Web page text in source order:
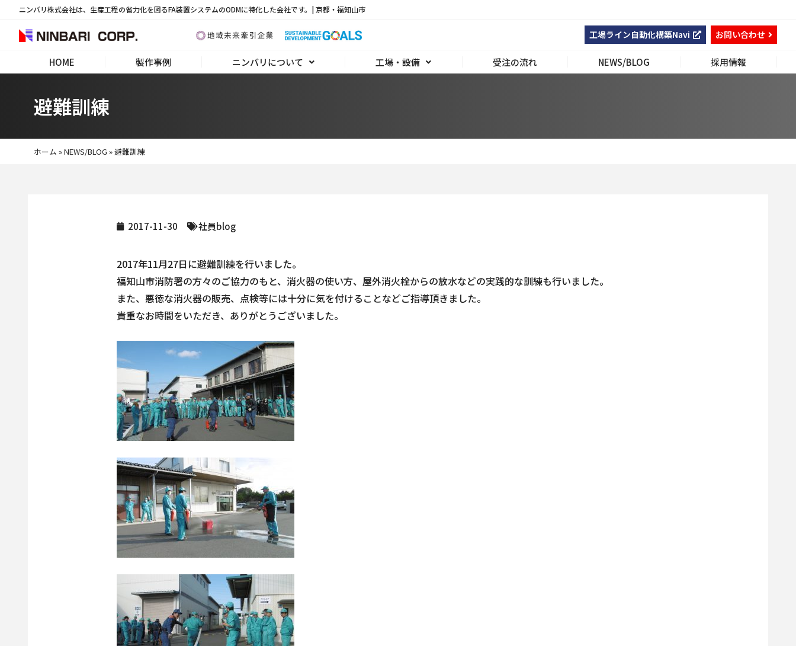
ニンバリ株式会社は、生産工程の省力化を図るFA装置システムのODMに特化した会社です。| 京都・福知山市
工場ライン自動化構築Navi お問い合わせ
HOME 製作事例 ニンバリについて 工場・設備 受注の流れ NEWS/BLOG 採用情報
避難訓練
ホーム »NEWS/BLOG »避難訓練
2017-11-30 社員blog
2017年11月27日に避難訓練を行いました。
福知山市消防署の方々のご協力のもと、消火器の使い方、屋外消火栓からの放水などの実践的な訓練も行いました。
また、悪徳な消火器の販売、点検等には十分に気を付けることなどご指導頂きました。
貴重なお時間をいただき、ありがとうございました。